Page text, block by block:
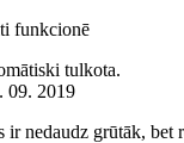
funkcionē
tulkota.
09. 2019
ir nedaudz grūtāk, bet